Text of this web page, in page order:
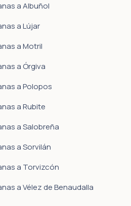
a Albuñol
a Lújar
a Motril
a Órgiva
a Polopos
a Rubite
a Salobreña
a Sorvilán
a Torvizcón
a Vélez de Benaudalla